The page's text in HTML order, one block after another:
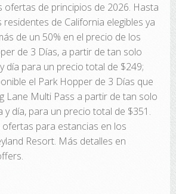
ofertas de principios de 2026. Hasta
residentes de California elegibles ya
de un 50% en el precio de los
de 3 Días, a partir de tan solo
día para un precio total de $249;
el Park Hopper de 3 Días que
Lane Multi Pass a partir de tan solo
día, para un precio total de $351.
ofertas para estancias en los
Resort. Más detalles en